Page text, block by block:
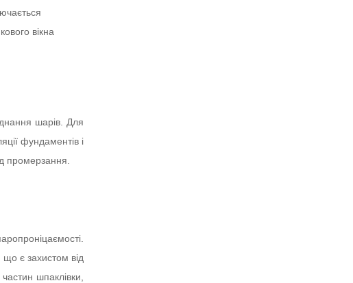
вікна
шарів. Для
фундаментів і
промерзання.
що є захистом від
шпаклівки,